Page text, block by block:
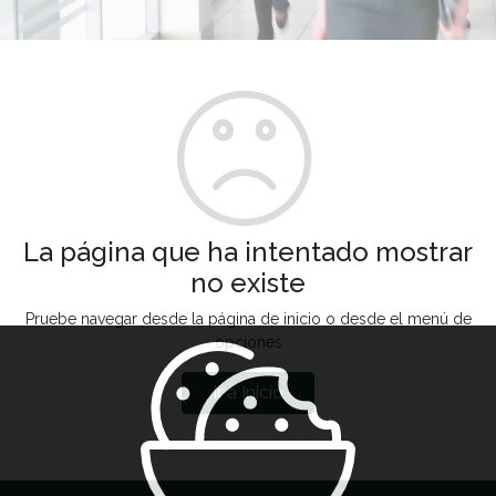
La página que ha intentado mostrar
no existe
Pruebe navegar desde la página de inicio o desde el menú de
opciones
Ir a Inicio